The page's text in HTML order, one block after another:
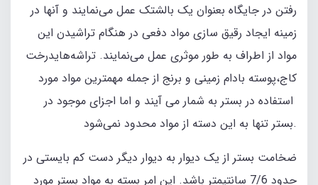
رفتن در جایگاه بعنوان یک بالشتک عمل می‌نمایند و آنها در
زمینه ایجاد رقیق سازی مواد دفعی در هنگام تراشیدن این
مواد از اطراف به طور موثری عمل می‌نمایند. تراشه‌هایدرخت
کاج،پوسته بادام زمینی و برنج از جمله مهمترین مواد مورد
استفاده در بستر به شمار می آیند و اما اجزای موجود در
بستر تنها به این دسته از مواد محدود نمی‌شود.
ضخامت بستر از یک دیوار به دیوار دیگر دست کم بایستی در
حدود 7/6 سانتیمتر باشد. این امر بسته به مواد بستر مورد